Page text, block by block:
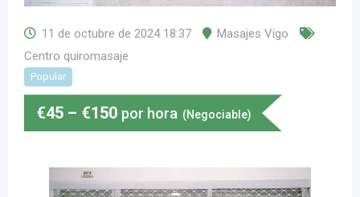
11 de octubre de 2024 18:37
Masajes Vigo
Centro quiromasaje
Popular
€45 – €150 por hora (Negociable)